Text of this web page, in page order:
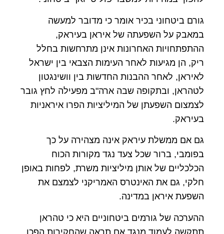
גורם ביטחוני בכיר אומר כי מדובר למעשה
במאבק על השפעתה של איראן בעיראק,
ההתפתחויות האחרונות אינן מתרחשות בחלל
ריק, הן מגיעות לאחר העימות הצבאי בין ישראל
לאיראן, לאחר ההבנות החדשות בין וושינגטון
לטהראן, ובתקופה שבה ארה"ב מפעילה לחץ גובר
לצמצום השפעתן של המיליציות הפרו איראניות
בעיראק.
גם אם ממשלת עיראק אינה מצהירה על כך
בפומבי, ברור שכל צעד נגד מקורות הכוח
הכלכליים של אותן מיליציות משרת, לפחות באופן
חלקי, גם את האינטרס האמריקני לצמצם את
השפעת איראן במדינה.
ההערכה של גורמים ביטחוניים היא כי טהראן
תתקשה לעמוד מנגד אם תראה שהחקירות הפכו